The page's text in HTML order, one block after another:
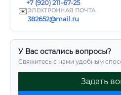
+7 (920) 211-67-25
✉️ЭЛЕКТРОННАЯ ПОЧТА
382652@mail.ru
У Вас остались вопросы?
Свяжитесь с нами удобным
Задать